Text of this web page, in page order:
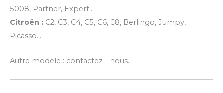
5008, Partner, Expert…
Citroën : C2, C3, C4, C5, C6, C8, Berlingo, Jumpy,
Picasso…
Autre modéle : contactez – nous.